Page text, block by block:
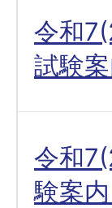
令和
試験
令和
験案